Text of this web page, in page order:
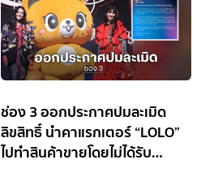
ช่อง 3 ออกประกาศปมละเมิด
ลิขสิทธิ์ นำคาแรกเตอร์ “LOLO”
ไปทำสินค้าขายโดยไม่ได้รับ